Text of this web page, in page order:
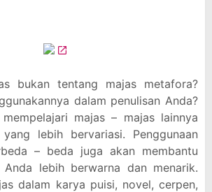
bukan tentang majas metafora?
dalam penulisan Anda?
majas – majas lainnya
lebih bervariasi. Penggunaan
– beda juga akan membantu
Anda lebih berwarna dan menarik.
dalam karya puisi, novel, cerpen,